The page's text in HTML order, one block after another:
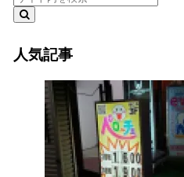
イ
ブ
人気記事